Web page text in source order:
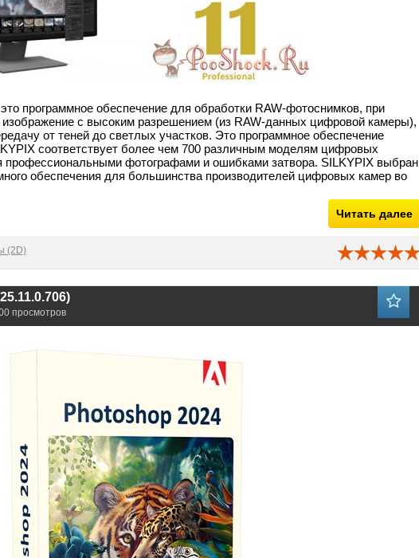
программное обеспечение для обработки RAW-фотоснимков, при
с высоким разрешением (из RAW-данных цифровой камеры),
от теней до светлых участков. Это программное обеспечение
соответствует более чем 700 различным моделям цифровых
профессиональными фотографами и ошибками затвора. SILKYPIX выбран
обеспечения для большинства производителей цифровых камер во
Читать далее
(2D)
просмотров